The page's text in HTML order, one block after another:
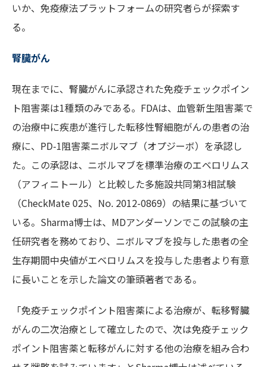
いか、免疫療法プラットフォームの研究者らが探索す
る。
腎臓がん
現在までに、腎臓がんに承認された免疫チェックポイン
ト阻害薬は1種類のみである。FDAは、血管新生阻害薬で
の治療中に疾患が進行した転移性腎細胞がんの患者の治
療に、PD-1阻害薬ニボルマブ（オプジーボ）を承認し
た。この承認は、ニボルマブを標準治療のエベロリムス
（アフィニトール）と比較した多施設共同第3相試験
（CheckMate 025、No. 2012-0869）の結果に基づいて
いる。Sharma博士は、MDアンダーソンでこの試験の主
任研究者を務めており、ニボルマブを投与した患者の全
生存期間中央値がエベロリムスを投与した患者より有意
に長いことを示した論文の筆頭著者である。
「免疫チェックポイント阻害薬による治療が、転移腎臓
がんの二次治療として確立したので、次は免疫チェック
ポイント阻害薬と転移がんに対する他の治療を組み合わ